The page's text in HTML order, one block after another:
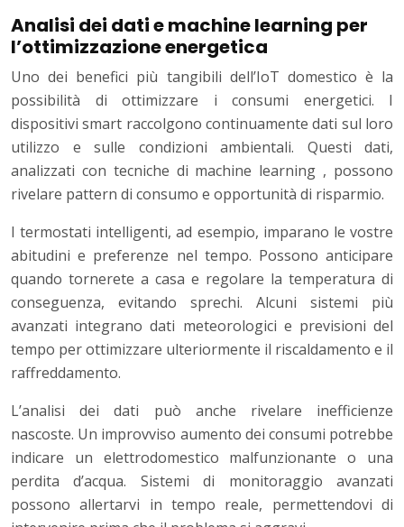
Analisi dei dati e machine learning per
l’ottimizzazione energetica
Uno dei benefici più tangibili dell’IoT domestico è la
possibilità di ottimizzare i consumi energetici. I
dispositivi smart raccolgono continuamente dati sul loro
utilizzo e sulle condizioni ambientali. Questi dati,
analizzati con tecniche di machine learning , possono
rivelare pattern di consumo e opportunità di risparmio.
I termostati intelligenti, ad esempio, imparano le vostre
abitudini e preferenze nel tempo. Possono anticipare
quando tornerete a casa e regolare la temperatura di
conseguenza, evitando sprechi. Alcuni sistemi più
avanzati integrano dati meteorologici e previsioni del
tempo per ottimizzare ulteriormente il riscaldamento e il
raffreddamento.
L’analisi dei dati può anche rivelare inefficienze
nascoste. Un improvviso aumento dei consumi potrebbe
indicare un elettrodomestico malfunzionante o una
perdita d’acqua. Sistemi di monitoraggio avanzati
possono allertarvi in tempo reale, permettendovi di